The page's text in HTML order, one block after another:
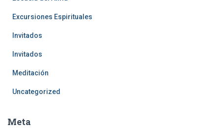
Excursiones Espirituales
Invitados
Invitados
Meditación
Uncategorized
Meta